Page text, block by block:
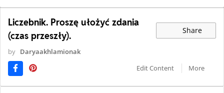
Liczebnik. Proszę ułożyć zdania
(czas przeszły).
Share
by Daryaakhlamionak
Edit Content
More